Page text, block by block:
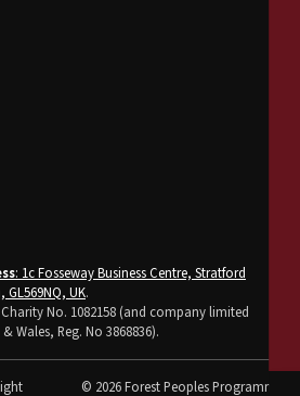
: 1c Fosseway Business Centre, Stratford
UK.
Charity No. 1082158 (and company limited
Wales, Reg. No 3868836).
© 2026 Forest Peoples Programme